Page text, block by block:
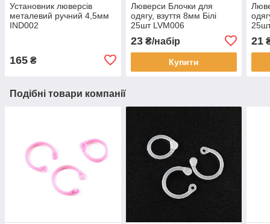
Установник люверсів
металевий ручний 4,5мм
IND002
165 ₴
Люверси Блочки для
одягу, взуття 8мм Білі
25шт LVM006
23₴/набір
Купити
21
Подібні товари компанії